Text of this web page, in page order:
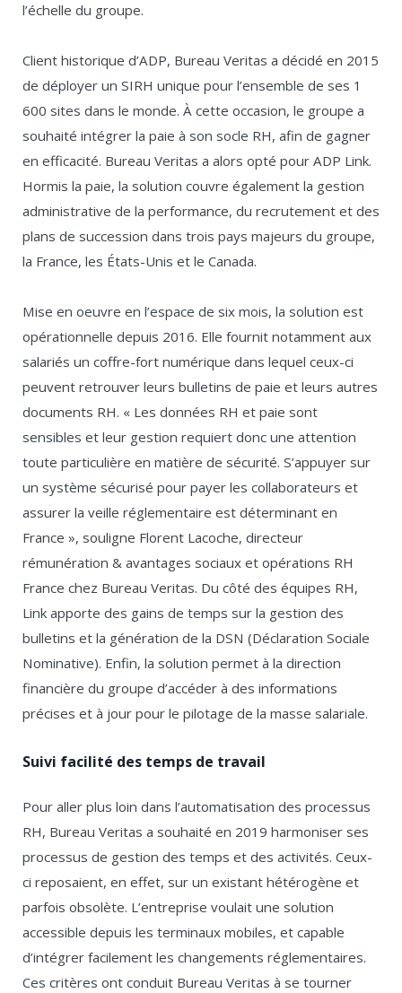
l’échelle du groupe.
Client historique d’ADP, Bureau Veritas a décidé en 2015
de déployer un SIRH unique pour l’ensemble de ses 1
600 sites dans le monde. À cette occasion, le groupe a
souhaité intégrer la paie à son socle RH, afin de gagner
en efficacité. Bureau Veritas a alors opté pour ADP Link.
Hormis la paie, la solution couvre également la gestion
administrative de la performance, du recrutement et des
plans de succession dans trois pays majeurs du groupe,
la France, les États-Unis et le Canada.
Mise en oeuvre en l’espace de six mois, la solution est
opérationnelle depuis 2016. Elle fournit notamment aux
salariés un coffre-fort numérique dans lequel ceux-ci
peuvent retrouver leurs bulletins de paie et leurs autres
documents RH. « Les données RH et paie sont
sensibles et leur gestion requiert donc une attention
toute particulière en matière de sécurité. S’appuyer sur
un système sécurisé pour payer les collaborateurs et
assurer la veille réglementaire est déterminant en
France », souligne Florent Lacoche, directeur
rémunération & avantages sociaux et opérations RH
France chez Bureau Veritas. Du côté des équipes RH,
Link apporte des gains de temps sur la gestion des
bulletins et la génération de la DSN (Déclaration Sociale
Nominative). Enfin, la solution permet à la direction
financière du groupe d’accéder à des informations
précises et à jour pour le pilotage de la masse salariale.
Suivi facilité des temps de travail
Pour aller plus loin dans l’automatisation des processus
RH, Bureau Veritas a souhaité en 2019 harmoniser ses
processus de gestion des temps et des activités. Ceux-
ci reposaient, en effet, sur un existant hétérogène et
parfois obsolète. L’entreprise voulait une solution
accessible depuis les terminaux mobiles, et capable
d’intégrer facilement les changements réglementaires.
Ces critères ont conduit Bureau Veritas à se tourner